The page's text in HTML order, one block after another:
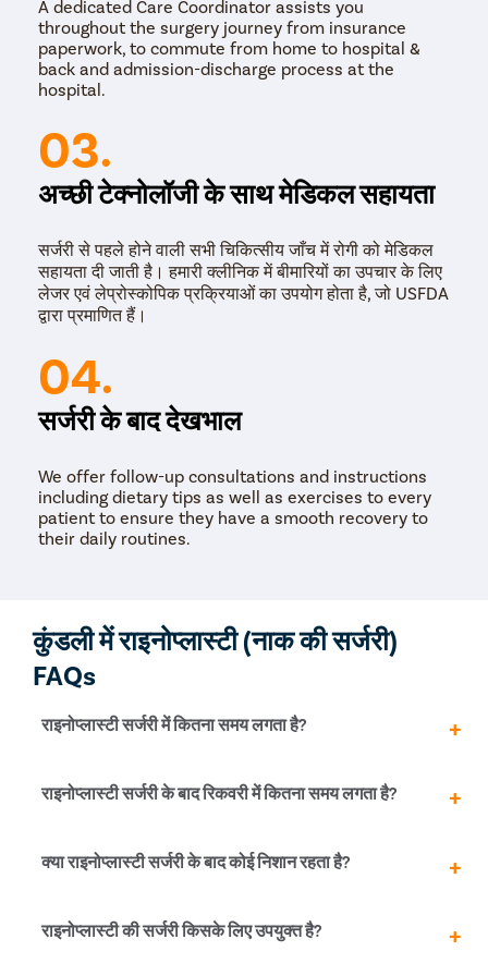
A dedicated Care Coordinator assists you
throughout the surgery journey from insurance
paperwork, to commute from home to hospital &
back and admission-discharge process at the
hospital.
03.
अच्छी टेक्नोलॉजी के साथ मेडिकल सहायता
सर्जरी से पहले होने वाली सभी चिकित्सीय जाँच में रोगी को मेडिकल
सहायता दी जाती है। हमारी क्लीनिक में बीमारियों का उपचार के लिए
लेजर एवं लेप्रोस्कोपिक प्रक्रियाओं का उपयोग होता है, जो USFDA
द्वारा प्रमाणित हैं।
04.
सर्जरी के बाद देखभाल
We offer follow-up consultations and instructions
including dietary tips as well as exercises to every
patient to ensure they have a smooth recovery to
their daily routines.
कुंडली में राइनोप्लास्टी (नाक की सर्जरी)
FAQs
राइनोप्लास्टी सर्जरी में कितना समय लगता है?
राइनोप्लास्टी सर्जरी में आमतौर पर 1.5 से 3 घंटे का समय लगता है, यह
राइनोप्लास्टी सर्जरी के बाद रिकवरी में कितना समय लगता है?
अधिकतर लोग 1-2 हफ्तों में सामान्य गतिविधियां शुरू कर सकते हैं। पूरी
क्या राइनोप्लास्टी सर्जरी के बाद कोई निशान रहता है?
नहीं, आधुनिक तकनीकों में निशान बहुत कम या बिल्कुल भी नहीं रहते।
क्लोज़्ड राइनोप्लास्टी में सभी चीरे नाक के अंदर दिए जाते हैं।
राइनोप्लास्टी की सर्जरी किसके लिए उपयुक्त है?